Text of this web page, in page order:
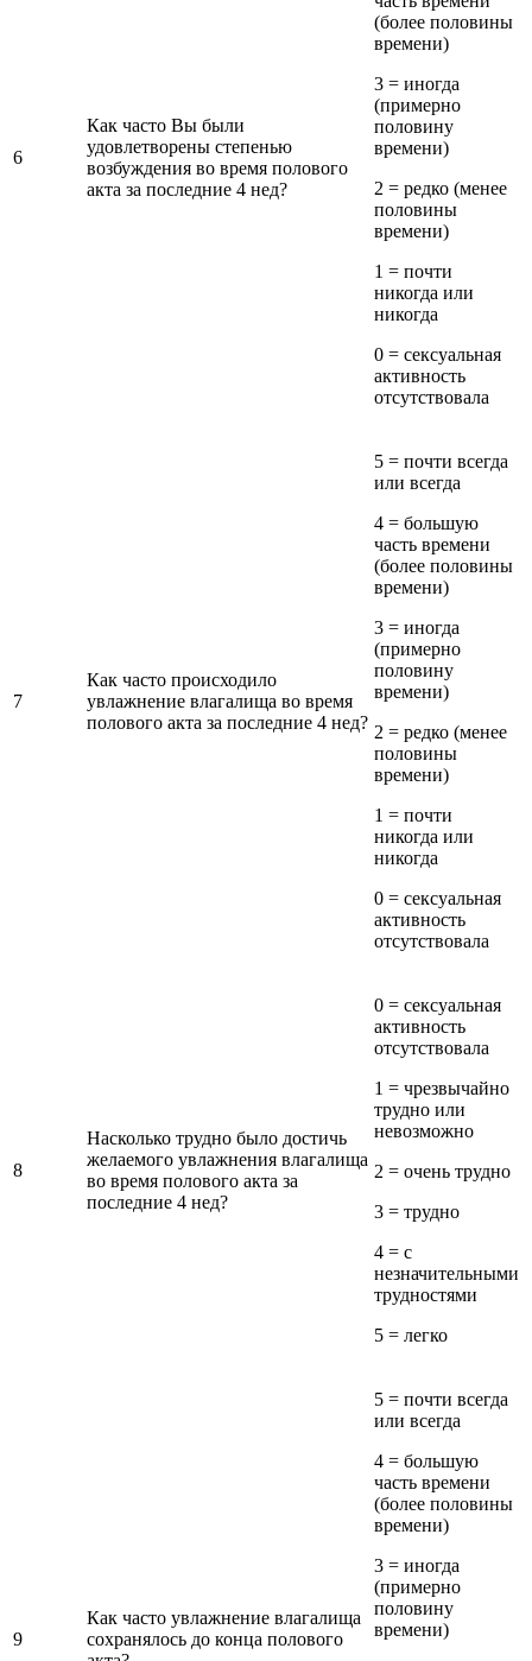
6
Как часто Вы были
удовлетворены степенью
возбуждения во время полового
акта за последние 4 нед?
(более половины
времени)
3 = иногда
(примерно
половину
времени)
2 = редко (менее
половины
времени)
1 = почти
никогда или
никогда
0 = сексуальная
активность
отсутствовала
7
Как часто происходило
увлажнение влагалища во время
полового акта за последние 4 нед?
5 = почти всегда
или всегда
4 = большую
часть времени
(более половины
времени)
3 = иногда
(примерно
половину
времени)
2 = редко (менее
половины
времени)
1 = почти
никогда или
никогда
0 = сексуальная
активность
отсутствовала
8
Насколько трудно было достичь
желаемого увлажнения влагалища
во время полового акта за
последние 4 нед?
0 = сексуальная
активность
отсутствовала
1 = чрезвычайно
трудно или
невозможно
2 = очень трудно
3 = трудно
4 = с
незначительными
трудностями
5 = легко
9
Как часто увлажнение влагалища
сохранялось до конца полового
5 = почти всегда
или всегда
4 = большую
часть времени
(более половины
времени)
3 = иногда
(примерно
половину
времени)